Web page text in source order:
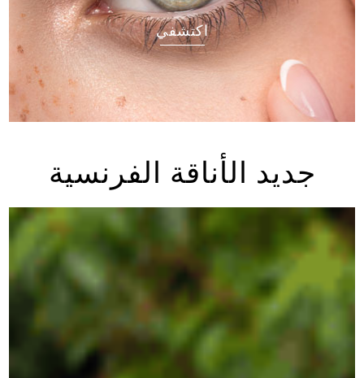
اكتشفي
جديد الأناقة الفرنسية